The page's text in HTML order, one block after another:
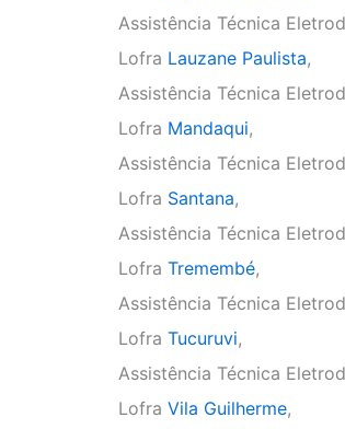
Assistência Técnica
Lofra Lauzane Paulista,
Assistência Técnica
Lofra Mandaqui,
Assistência Técnica
Lofra Santana,
Assistência Técnica
Lofra Tremembé,
Assistência Técnica
Lofra Tucuruvi,
Assistência Técnica
Lofra Vila Guilherme,